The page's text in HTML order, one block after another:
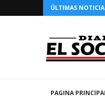
ÚLTIMAS
PATRONALES 2026 EN EL
PAGINA